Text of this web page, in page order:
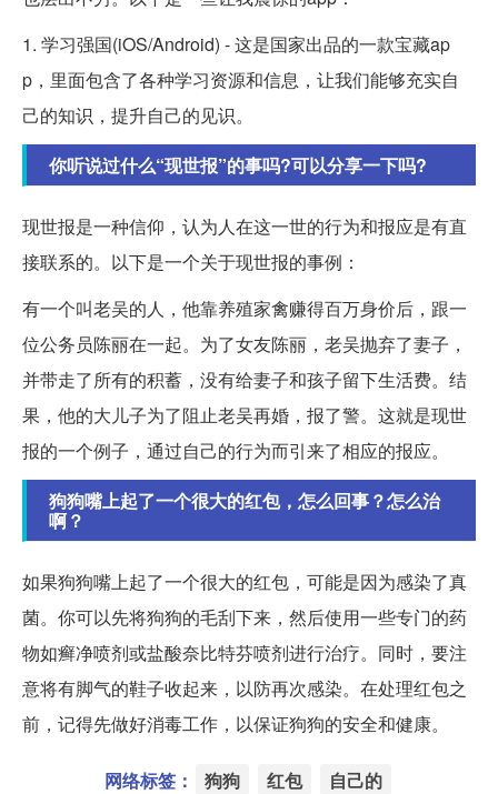
1. 学习强国(iOS/Android) - 这是国家出品的一款宝藏ap
p，里面包含了各种学习资源和信息，让我们能够充实自
己的知识，提升自己的见识。
你听说过什么“现世报”的事吗?可以分享一下吗?
现世报是一种信仰，认为人在这一世的行为和报应是有直
接联系的。以下是一个关于现世报的事例：
有一个叫老吴的人，他靠养殖家禽赚得百万身价后，跟一
位公务员陈丽在一起。为了女友陈丽，老吴抛弃了妻子，
并带走了所有的积蓄，没有给妻子和孩子留下生活费。结
果，他的大儿子为了阻止老吴再婚，报了警。这就是现世
报的一个例子，通过自己的行为而引来了相应的报应。
狗狗嘴上起了一个很大的红包，怎么回事？怎么治
啊？
如果狗狗嘴上起了一个很大的红包，可能是因为感染了真
菌。你可以先将狗狗的毛刮下来，然后使用一些专门的药
物如癣净喷剂或盐酸奈比特芬喷剂进行治疗。同时，要注
意将有脚气的鞋子收起来，以防再次感染。在处理红包之
前，记得先做好消毒工作，以保证狗狗的安全和健康。
网络标签： 狗狗 红包 自己的